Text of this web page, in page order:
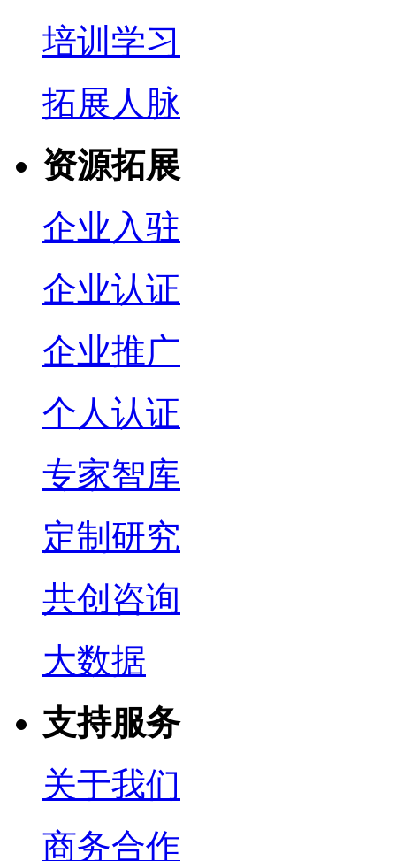
培训学习
拓展人脉
资源拓展
企业入驻
企业认证
企业推广
个人认证
专家智库
定制研究
共创咨询
大数据
支持服务
关于我们
商务合作